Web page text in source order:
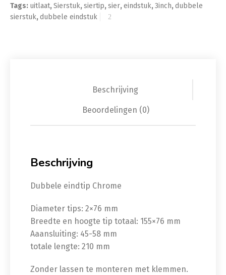
Tags: uitlaat,Sierstuk,siertip,sier,eindstuk,3inch,dubbele
sierstuk,dubbele eindstuk
Beschrijving
Beoordelingen (0)
Beschrijving
Dubbele eindtip Chrome
Diameter tips: 2×76 mm
Breedte en hoogte tip totaal: 155×76 mm
Aaansluiting: 45-58 mm
totale lengte: 210 mm
Zonder lassen te monteren met klemmen.